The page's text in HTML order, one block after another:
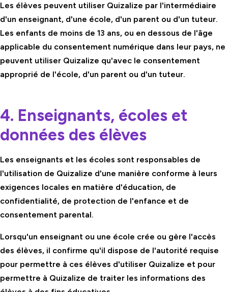
Les élèves peuvent utiliser Quizalize par l'intermédiaire
d'un enseignant, d'une école, d'un parent ou d'un tuteur.
Les enfants de moins de 13 ans, ou en dessous de l'âge
applicable du consentement numérique dans leur pays, ne
peuvent utiliser Quizalize qu'avec le consentement
approprié de l'école, d'un parent ou d'un tuteur.
4. Enseignants, écoles et
données des élèves
Les enseignants et les écoles sont responsables de
l'utilisation de Quizalize d'une manière conforme à leurs
exigences locales en matière d'éducation, de
confidentialité, de protection de l'enfance et de
consentement parental.
Lorsqu'un enseignant ou une école crée ou gère l'accès
des élèves, il confirme qu'il dispose de l'autorité requise
pour permettre à ces élèves d'utiliser Quizalize et pour
permettre à Quizalize de traiter les informations des